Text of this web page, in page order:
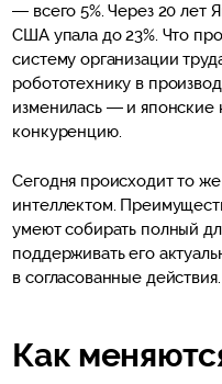
— всего 5%. Через 20 лет
США упала до 23%. Что
систему организации
робототехнику в
изменилась — и японские
конкуренцию.
Сегодня происходит то
интеллектом.
умеют собирать полный
поддерживать его
в согласованные действия.
Как